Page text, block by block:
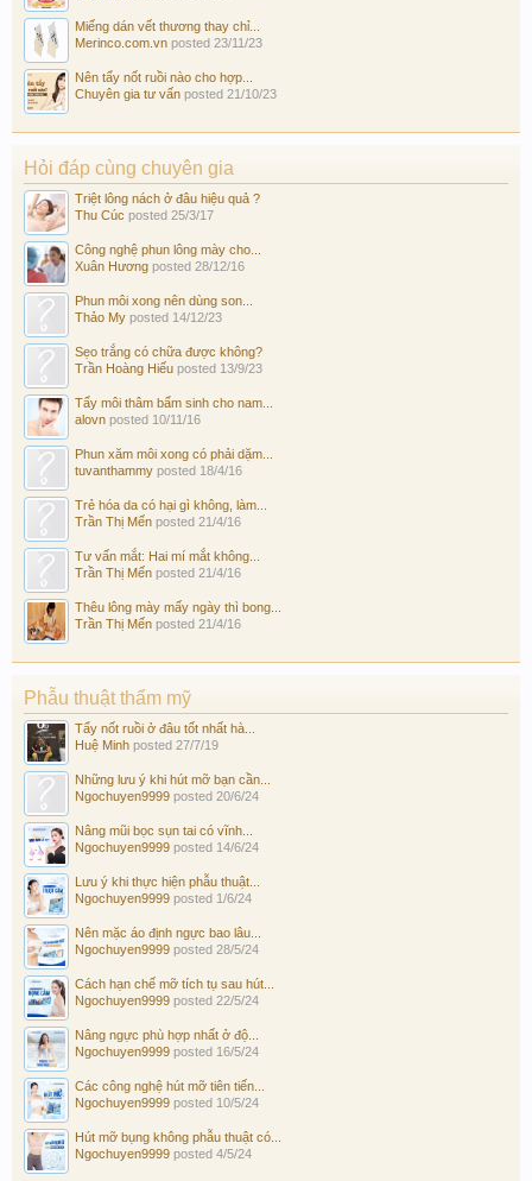
Miếng dán vết thương thay chỉ...
Merinco.com.vn posted 23/11/23
Nên tẩy nốt ruồi nào cho hợp...
Chuyên gia tư vấn posted 21/10/23
Hỏi đáp cùng chuyên gia
Triệt lông nách ở đâu hiệu quả ?
Thu Cúc posted 25/3/17
Công nghệ phun lông mày cho...
Xuân Hương posted 28/12/16
Phun môi xong nên dùng son...
Thảo My posted 14/12/23
Sẹo trắng có chữa được không?
Trần Hoàng Hiếu posted 13/9/23
Tẩy môi thâm bẩm sinh cho nam...
alovn posted 10/11/16
Phun xăm môi xong có phải dặm...
tuvanthammy posted 18/4/16
Trẻ hóa da có hại gì không, làm...
Trần Thị Mến posted 21/4/16
Tư vấn mắt: Hai mí mắt không...
Trần Thị Mến posted 21/4/16
Thêu lông mày mấy ngày thì bong...
Trần Thị Mến posted 21/4/16
Phẫu thuật thẩm mỹ
Tẩy nốt ruồi ở đâu tốt nhất hà...
Huệ Minh posted 27/7/19
Những lưu ý khi hút mỡ bạn cần...
Ngochuyen9999 posted 20/6/24
Nâng mũi bọc sụn tai có vĩnh...
Ngochuyen9999 posted 14/6/24
Lưu ý khi thực hiện phẫu thuật...
Ngochuyen9999 posted 1/6/24
Nên mặc áo định ngực bao lâu...
Ngochuyen9999 posted 28/5/24
Cách hạn chế mỡ tích tụ sau hút...
Ngochuyen9999 posted 22/5/24
Nâng ngực phù hợp nhất ở độ...
Ngochuyen9999 posted 16/5/24
Các công nghệ hút mỡ tiên tiến...
Ngochuyen9999 posted 10/5/24
Hút mỡ bụng không phẫu thuật có...
Ngochuyen9999 posted 4/5/24